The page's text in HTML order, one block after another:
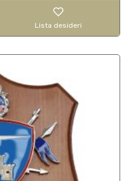
Lista desideri